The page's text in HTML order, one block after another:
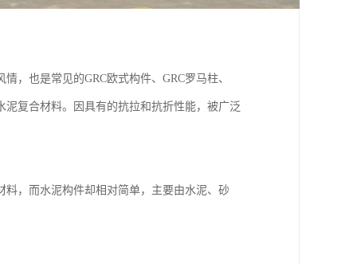
也是常见的GRC欧式构件、GRC罗马柱、
复合材料。因具有的抗拉和抗折性能，被广泛
，而水泥构件却相对简单，主要由水泥、砂